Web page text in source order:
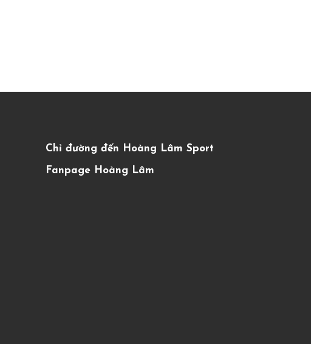
Chỉ đường đến Hoàng Lâm Sport
Fanpage Hoàng Lâm